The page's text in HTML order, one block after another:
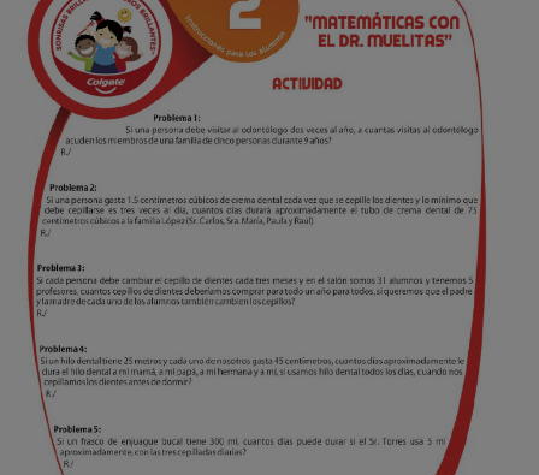
CHEQUEO DE SALUD BUCAL
SELECCIÓN DE PRODUCTOS
PARA PROFESIONALES
CUPONES
CO (ES)
SUSCRÍBETE